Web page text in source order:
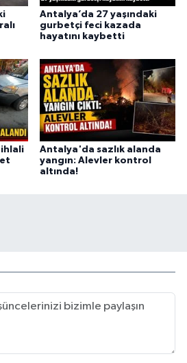
Antalya’da 27 yaşındaki
gurbetçi feci kazada
hayatını kaybetti
ihlali
Antalya'da sazlık alanda
yangın: Alevler kontrol
altında!